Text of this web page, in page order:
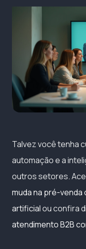
Talvez você tenha
automação e a
outros setores.
muda na pré-venda
artificialou confira
atendimento B2B